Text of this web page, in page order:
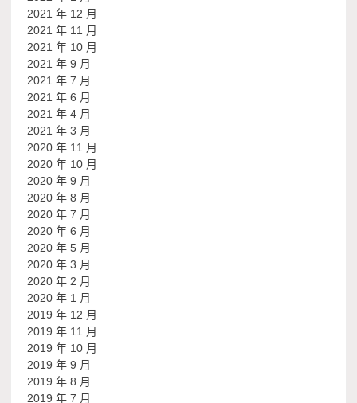
2021 年 12 月
2021 年 11 月
2021 年 10 月
2021 年 9 月
2021 年 7 月
2021 年 6 月
2021 年 4 月
2021 年 3 月
2020 年 11 月
2020 年 10 月
2020 年 9 月
2020 年 8 月
2020 年 7 月
2020 年 6 月
2020 年 5 月
2020 年 3 月
2020 年 2 月
2020 年 1 月
2019 年 12 月
2019 年 11 月
2019 年 10 月
2019 年 9 月
2019 年 8 月
2019 年 7 月